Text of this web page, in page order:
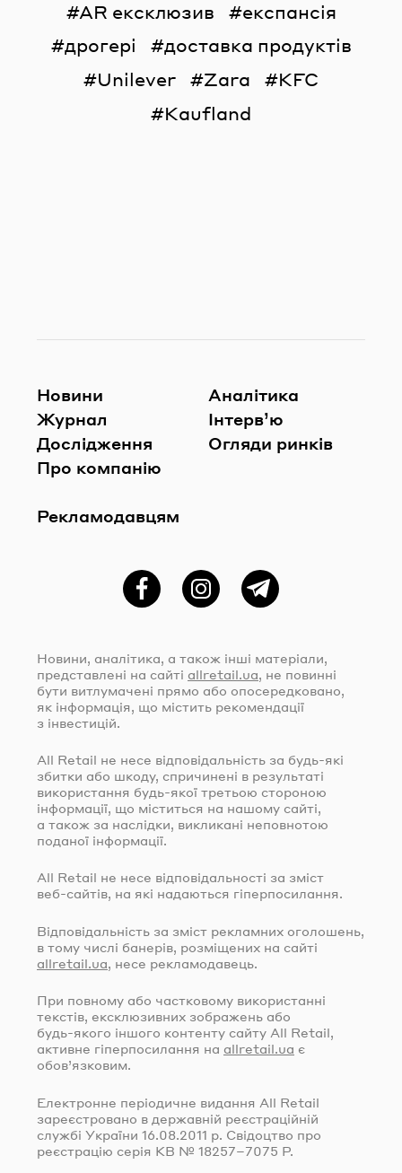
AR ексклюзив
експансія
дрогері
доставка продуктів
Unilever
Zara
KFC
Kaufland
Новини
Журнал
Дослідження
Про компанію
Рекламодавцям
Аналітика
Інтерв’ю
Огляди ринків
ФейсбукInstagramTelegram
Новини, аналітика, а також інші матеріали,
представлені на сайті allretail.ua, не повинні
бути витлумачені прямо або опосередковано,
як інформація, що містить рекомендації
з інвестицій.
All Retail не несе відповідальність за будь-які
збитки або шкоду, спричинені в результаті
використання будь-якої третьою стороною
інформації, що міститься на нашому сайті,
а також за наслідки, викликані неповнотою
поданої інформації.
All Retail не несе відповідальності за зміст
веб-сайтів, на які надаються гіперпосилання.
Відповідальність за зміст рекламних оголошень,
в тому числі банерів, розміщених на сайті
allretail.ua, несе рекламодавець.
При повному або частковому використанні
текстів, ексклюзивних зображень або
будь-якого іншого контенту сайту All Retail,
активне гіперпосилання на allretail.ua є
обов’язковим.
Електронне періодичне видання All Retail
зареєстровано в державній реєстраційній
службі України 16.08.2011 р. Свідоцтво про
реєстрацію серія КВ № 18257–7075 Р.